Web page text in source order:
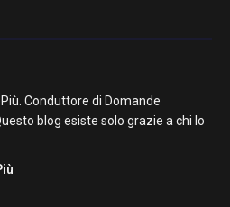
Conduttore di Domande
blog esiste solo grazie a chi lo